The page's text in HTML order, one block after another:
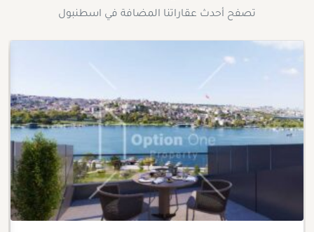
تصفح أحدث عقاراتنا المضافة في اسطنبول